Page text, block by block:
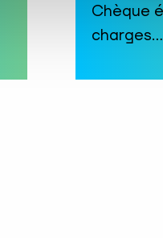
Chèque
charges…